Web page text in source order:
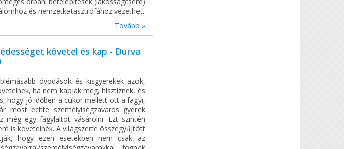
és nemzetkatasztrófához vezethet.
Tovább »
követel és kap - Durva
óvodások és kisgyerekek azok,
ha nem kapják meg, hisztiznek, és
hogy jó időben a cukor mellett ott a fagyi,
most echte személyiségzavaros gyerek
még egy fagylaltot vásárolni. Ezt szintén
is követelnék. A világszerte összegyűjtött
hogy ezen esetekben nem csak az